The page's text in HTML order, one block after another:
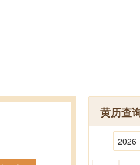
黄历查